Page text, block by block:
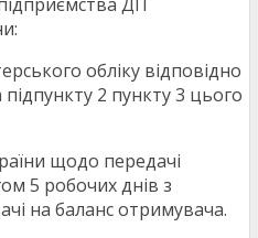
ДП
обліку відповідно
2 пункту 3 цього
щодо передачі
5 робочих днів з
на баланс отримувача.